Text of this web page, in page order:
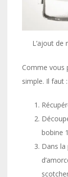
L’ajout de
Comme vous
simple. Il faut :
bobine
Dans